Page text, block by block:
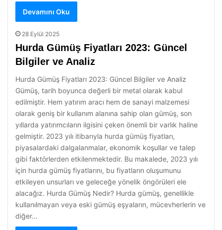
Devamını Oku
28 Eylül 2025
Hurda Gümüş Fiyatları 2023: Güncel
Bilgiler ve Analiz
Hurda Gümüş Fiyatları 2023: Güncel Bilgiler ve Analiz
Gümüş, tarih boyunca değerli bir metal olarak kabul
edilmiştir. Hem yatırım aracı hem de sanayi malzemesi
olarak geniş bir kullanım alanına sahip olan gümüş, son
yıllarda yatırımcıların ilgisini çeken önemli bir varlık haline
gelmiştir. 2023 yılı itibarıyla hurda gümüş fiyatları,
piyasalardaki dalgalanmalar, ekonomik koşullar ve talep
gibi faktörlerden etkilenmektedir. Bu makalede, 2023 yılı
için hurda gümüş fiyatlarını, bu fiyatların oluşumunu
etkileyen unsurları ve geleceğe yönelik öngörüleri ele
alacağız. Hurda Gümüş Nedir? Hurda gümüş, genellikle
kullanılmayan veya eski gümüş eşyaların, mücevherlerin ve
diğer…